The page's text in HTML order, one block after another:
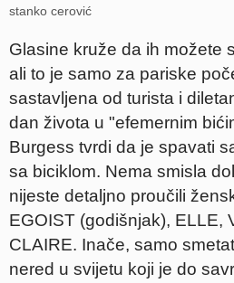
stanko cerović
Glasine kruže da ih možete
ali to je samo za pariske
sastavljena od turista i
dan života u "efemernim
Burgess tvrdi da je spavati
sa biciklom. Nema smisla
nijeste detaljno proučili
EGOIST (godišnjak), ELLE,
CLAIRE. Inače, samo
nered u svijetu koji je do